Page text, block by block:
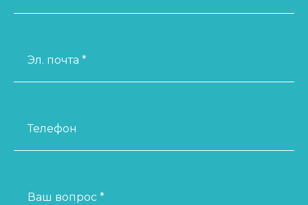
Эл. почта *
Телефон
Ваш вопрос *